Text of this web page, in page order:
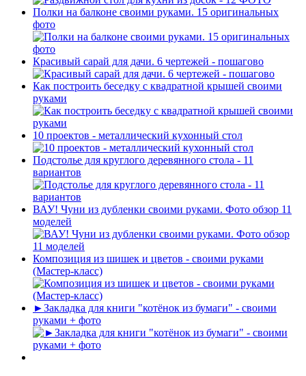
Полки на балконе своими руками. 15 оригинальных
фото
Красивый сарай для дачи. 6 чертежей - пошагово
Как построить беседку с квадратной крышей своими
руками
10 проектов - металлический кухонный стол
Подстолье для круглого деревянного стола - 11
вариантов
ВАУ! Чуни из дубленки своими руками. Фото обзор 11
моделей
Композиция из шишек и цветов - своими руками
(Мастер-класс)
►Закладка для книги "котёнок из бумаги" - своими
руками + фото